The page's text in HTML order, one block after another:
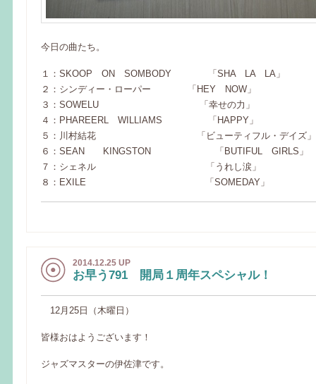
今日の曲たち。
１：SKOOP ON SOMBODY 「SHA LA LA」
２：シンディー・ローパー 「HEY NOW」
３：SOWELU 「幸せの力」
４：PHAREERL WILLIAMS 「HAPPY」
５：川村結花 「ビューティフル・デイズ」
６：SEAN KINGSTON 「BUTIFUL GIRLS」
７：シェネル 「うれし涙」
８：EXILE 「SOMEDAY」
2014.12.25 UP
お早う791 開局１周年スペシャル！
12月25日（木曜日）
皆様おはようございます！
ジャズマスターの伊佐津です。